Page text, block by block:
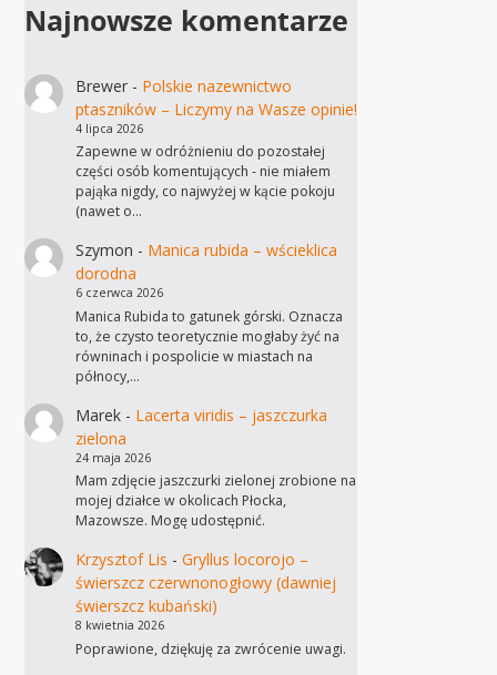
Najnowsze komentarze
Brewer- Polskie nazewnictwo
ptaszników – Liczymy na Wasze opinie!
4 lipca 2026
Zapewne w odróżnieniu do pozostałej
części osób komentujących - nie miałem
pająka nigdy, co najwyżej w kącie pokoju
(nawet o…
Szymon - Manica rubida – wścieklica
dorodna
6 czerwca 2026
Manica Rubida to gatunek górski. Oznacza
to, że czysto teoretycznie mogłaby żyć na
równinach i pospolicie w miastach na
północy,…
Marek- Lacerta viridis – jaszczurka
zielona
24 maja 2026
Mam zdjęcie jaszczurki zielonej zrobione na
mojej działce w okolicach Płocka,
Mazowsze. Mogę udostępnić.
Krzysztof Lis - Gryllus locorojo –
świerszcz czerwnonogłowy (dawniej
świerszcz kubański)
8 kwietnia 2026
Poprawione, dziękuję za zwrócenie uwagi.